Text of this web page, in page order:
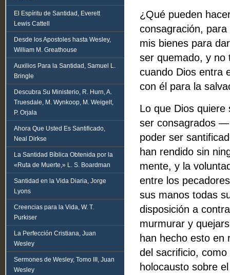
¿Qué pueden
consagración,
mis bienes para
ser quemado, y no
cuando Dios entra
con él para la
Lo que Dios
ser consagrados
poder ser
han rendido sin
mente, y la
entre los
sus manos todas
disposición a
murmurar y
han hecho esto en
del sacrificio,
holocausto sobre
El Espíritu de Santidad, Everett
Lewis Cattell
Desde los Apostoles hasta Wesley,
William M. Greathouse
Auxilios Para la Santidad, Samuel L.
Bringle
Descubra Su Ministerio, R. Hurn, A.
Truesdale, M. Wynkoop, M. Weigelt,
P. Orjala
Ahora Que Usted Es Santificado,
Neal Dirkse
La Santidad Bíblica Obtenida por la
«Ruta de Muerte,» L. S. Boardman
Santidad en la Vida Diaria, Jorge
Lyons
Creencias para la Vida, W. T.
Purkiser
La Perfección Cristiana, Juan
Wesley
Sermones de Wesley, Tomo III, Juan
Wesley